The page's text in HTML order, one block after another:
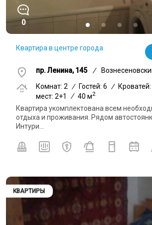
0
Квартира в центре города
пр. Ленина, 145 /
Комнат: 2
/ Гостей: 6 / Кроватей:
мест: 2+1
/ 40 м2
Квартира укомплектована всем
отдыха и проживания. Рядом
Интури...
КВАРТИРЫ